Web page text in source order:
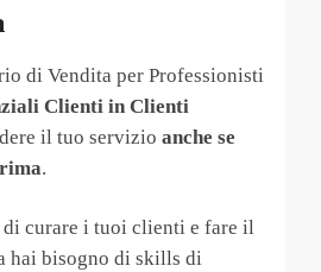
di Vendita per Professionisti
Clienti in Clienti
il tuo servizio anche se
.
curare i tuoi clienti e fare il
hai bisogno di skills di